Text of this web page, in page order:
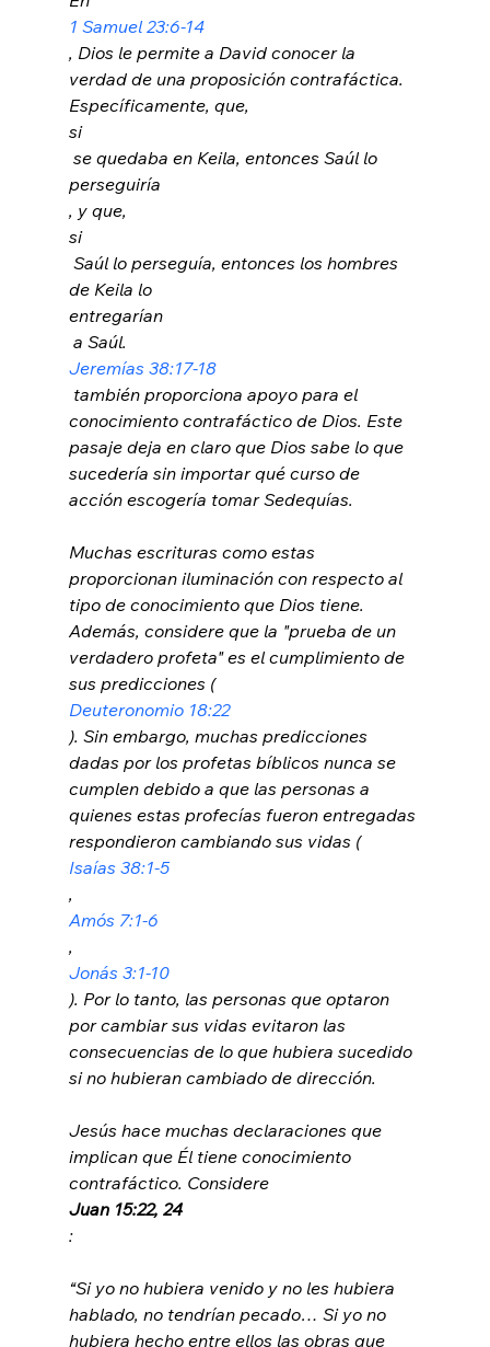
1 Samuel 23:6-14
, Dios le permite a David conocer la
verdad de una proposición contrafáctica.
Específicamente, que,
si
se quedaba en Keila, entonces Saúl lo
perseguiría
, y que,
si
de Keila lo
entregarían
a Saúl.
Jeremías 38:17-18
conocimiento contrafáctico de Dios. Este
pasaje deja en claro que Dios sabe lo que
sucedería sin importar qué curso de
acción escogería tomar Sedequías.
Muchas escrituras como estas
proporcionan iluminación con respecto al
tipo de conocimiento que Dios tiene.
Además, considere que la "prueba de un
verdadero profeta" es el cumplimiento de
sus predicciones (
Deuteronomio 18:22
). Sin embargo, muchas predicciones
dadas por los profetas bíblicos nunca se
cumplen debido a que las personas a
quienes estas profecías fueron entregadas
respondieron cambiando sus vidas (
Isaías 38:1-5
,
Amós 7:1-6
,
Jonás 3:1-10
). Por lo tanto, las personas que optaron
por cambiar sus vidas evitaron las
consecuencias de lo que hubiera sucedido
si no hubieran cambiado de dirección.
Jesús hace muchas declaraciones que
implican que Él tiene conocimiento
contrafáctico. Considere
Juan 15:22, 24
:
“Si yo no hubiera venido y no les hubiera
hablado, no tendrían pecado… Si yo no
hubiera hecho entre ellos las obras que